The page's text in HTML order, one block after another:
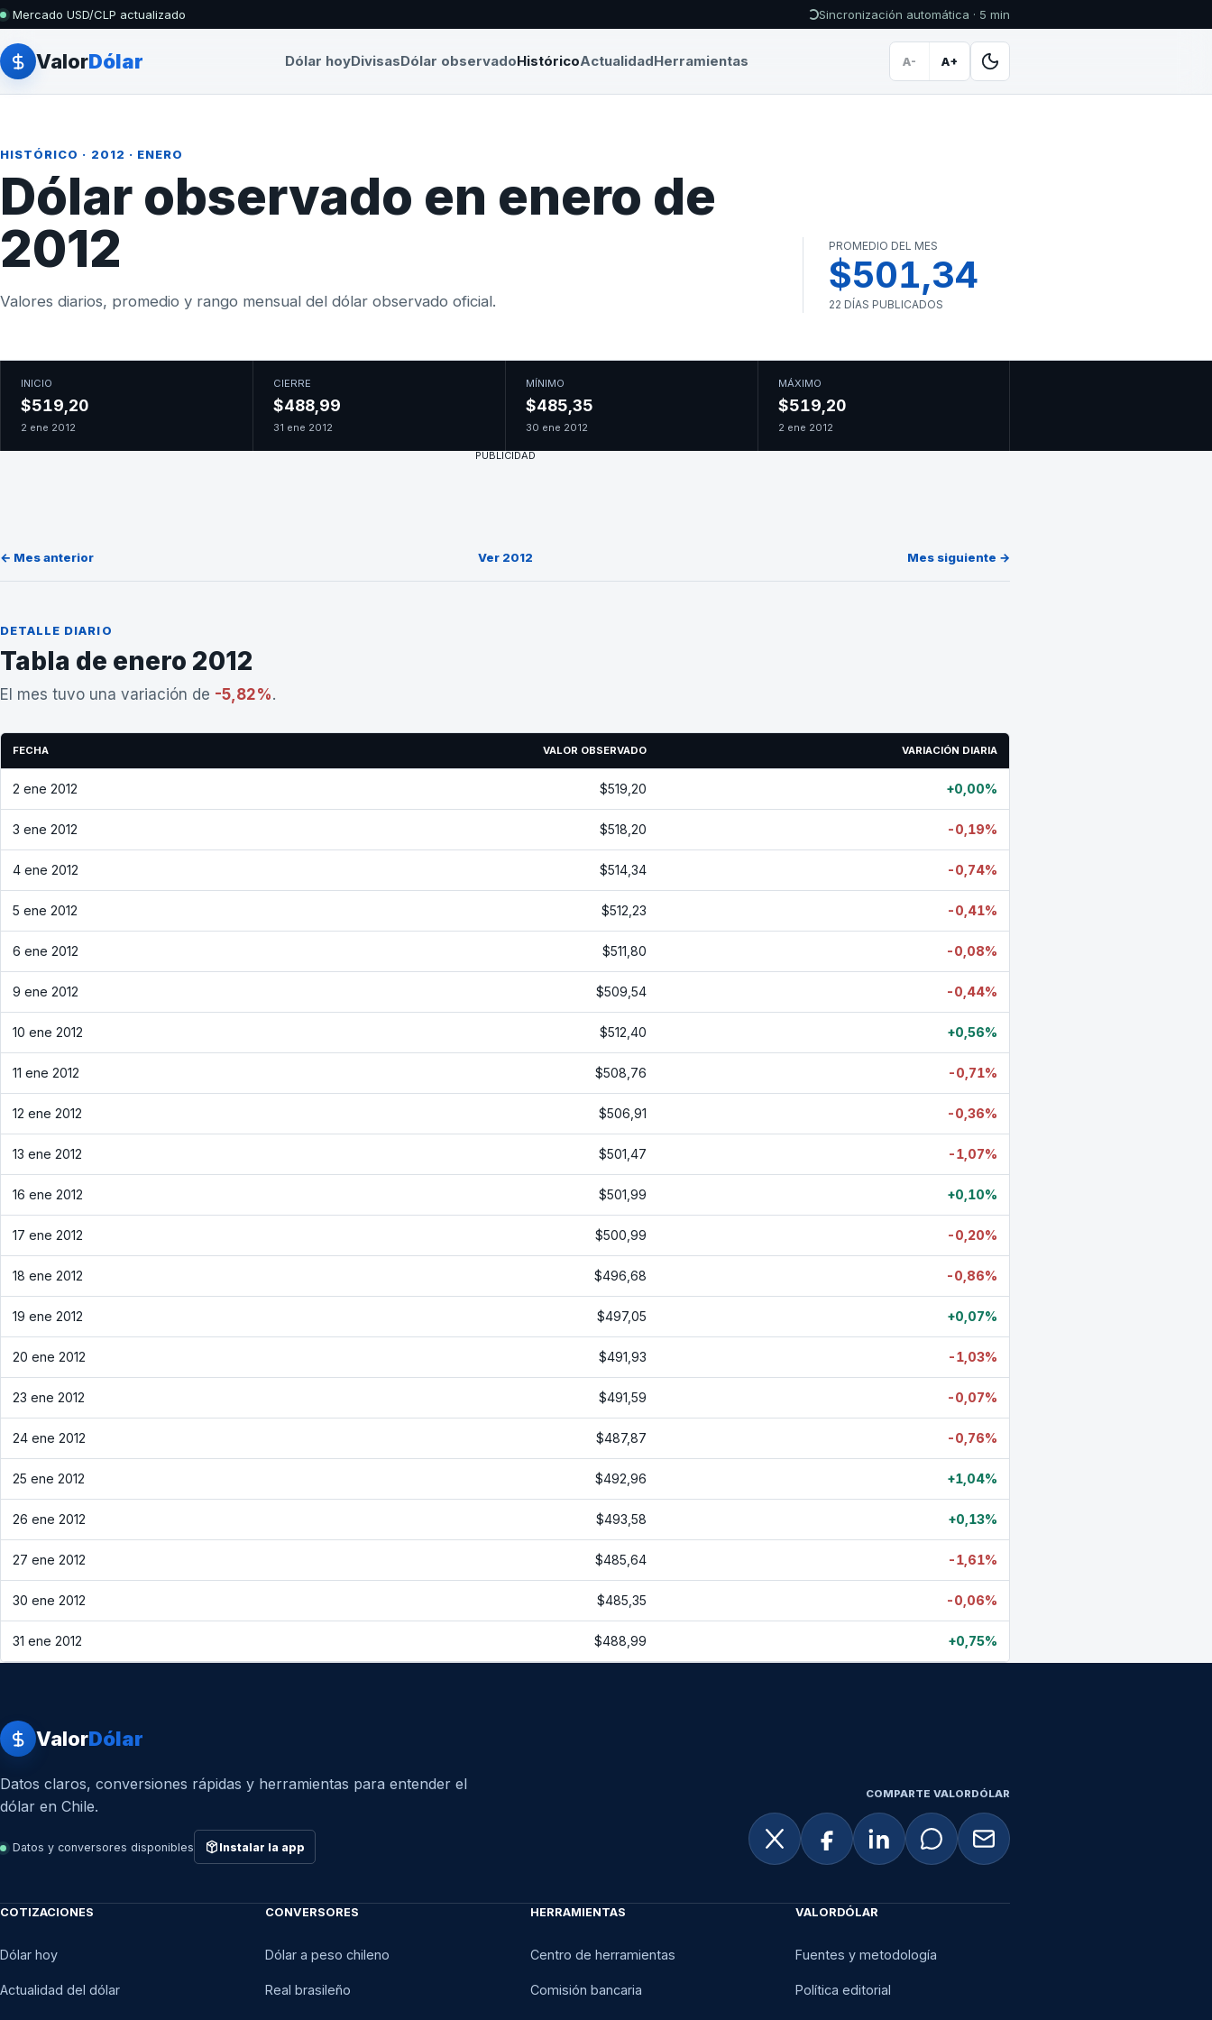
Mercado USD/CLP actualizado Sincronización automática · 5 min
ValorDólar Dólar hoyDivisasDólar observadoHistóricoActualidadHerramientas A- A+
HISTÓRICO · 2012 · ENERO
Dólar observado en enero de
2012
Valores diarios, promedio y rango mensual del dólar observado oficial.
PROMEDIO DEL MES
$501,34
22 DÍAS PUBLICADOS
INICIO
$519,20
2 ene 2012
CIERRE
$488,99
31 ene 2012
MÍNIMO
$485,35
30 ene 2012
MÁXIMO
$519,20
2 ene 2012
PUBLICIDAD
← Mes anterior Ver 2012 Mes siguiente →
DETALLE DIARIO
Tabla de enero 2012
El mes tuvo una variación de -5,82%.
FECHA VALOR OBSERVADO VARIACIÓN DIARIA
2 ene 2012 $519,20 +0,00%
3 ene 2012 $518,20 -0,19%
4 ene 2012 $514,34 -0,74%
5 ene 2012 $512,23 -0,41%
6 ene 2012 $511,80 -0,08%
9 ene 2012 $509,54 -0,44%
10 ene 2012 $512,40 +0,56%
11 ene 2012 $508,76 -0,71%
12 ene 2012 $506,91 -0,36%
13 ene 2012 $501,47 -1,07%
16 ene 2012 $501,99 +0,10%
17 ene 2012 $500,99 -0,20%
18 ene 2012 $496,68 -0,86%
19 ene 2012 $497,05 +0,07%
20 ene 2012 $491,93 -1,03%
23 ene 2012 $491,59 -0,07%
24 ene 2012 $487,87 -0,76%
25 ene 2012 $492,96 +1,04%
26 ene 2012 $493,58 +0,13%
27 ene 2012 $485,64 -1,61%
30 ene 2012 $485,35 -0,06%
31 ene 2012 $488,99 +0,75%
ValorDólar
Datos claros, conversiones rápidas y herramientas para entender el
dólar en Chile.
Datos y conversores disponibles Instalar la app
COMPARTE VALORDÓLAR
COTIZACIONES
Dólar hoy
Actualidad del dólar
CONVERSORES
Dólar a peso chileno
Real brasileño
HERRAMIENTAS
Centro de herramientas
Comisión bancaria
VALORDÓLAR
Fuentes y metodología
Política editorial